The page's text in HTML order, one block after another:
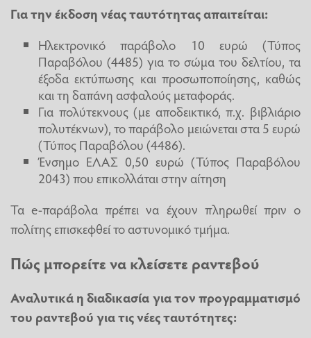
Για την έκδοση νέας ταυτότητας απαιτείται:
Ηλεκτρονικό παράβολο 10 ευρώ (Τύπος
Παραβόλου (4485) για το σώμα του δελτίου, τα
έξοδα εκτύπωσης και προσωποποίησης, καθώς
και τη δαπάνη ασφαλούς μεταφοράς.
Για πολύτεκνους (με αποδεικτικό, π.χ. βιβλιάριο
πολυτέκνων), το παράβολο μειώνεται στα 5 ευρώ
(Τύπος Παραβόλου (4486).
Ένσημο ΕΛΑΣ 0,50 ευρώ (Τύπος Παραβόλου
2043) που επικολλάται στην αίτηση
Τα e-παράβολα πρέπει να έχουν πληρωθεί πριν ο
πολίτης επισκεφθεί το αστυνομικό τμήμα.
Πώς μπορείτε να κλείσετε ραντεβού
Αναλυτικά η διαδικασία για τον προγραμματισμό
του ραντεβού για τις νέες ταυτότητες: